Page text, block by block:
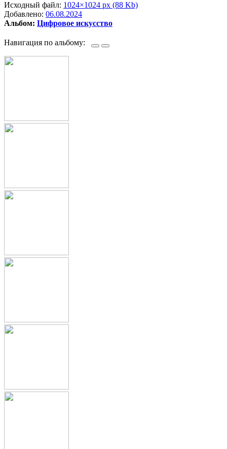
Исходный файл: 1024×1024 px (88 Kb)
Добавлено: 06.08.2024
Альбом: Цифровое искусство
Навигация по альбому: